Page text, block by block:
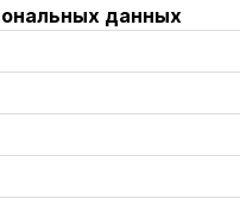
данных